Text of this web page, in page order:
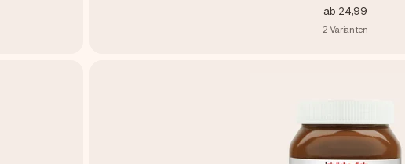
ab 24,99
2 Varianten